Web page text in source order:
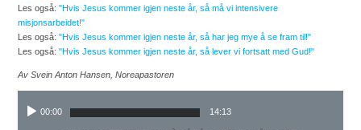
Les også: "Hvis Jesus kommer igjen neste år, så må vi intensivere
misjonsarbeidet!"
Les også: "Hvis Jesus kommer igjen neste år, så har jeg mye å se fram til!"
Les også: "Hvis Jesus kommer igjen neste år, så lever vi fortsatt med Gud!"
Av Svein Anton Hansen, Noreapastoren
00:00 14:13